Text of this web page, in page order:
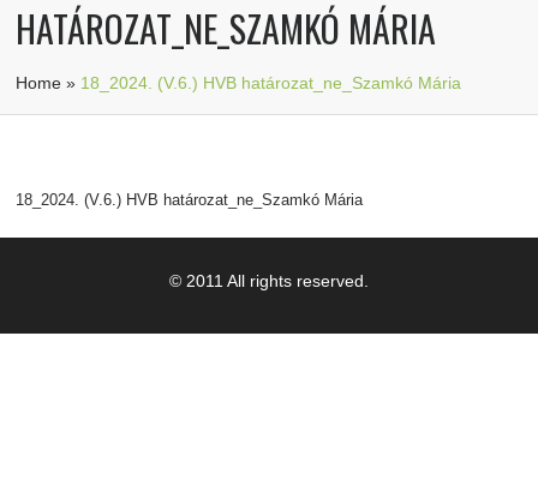
HATÁROZAT_NE_SZAMKÓ MÁRIA
Home » 18_2024. (V.6.) HVB határozat_ne_Szamkó Mária
18_2024. (V.6.) HVB határozat_ne_Szamkó Mária
© 2011 All rights reserved.